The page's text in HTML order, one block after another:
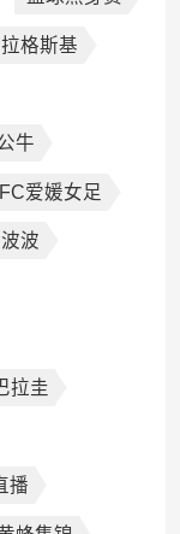
格斯基
牛
FC爱媛女足
波
拉圭
播